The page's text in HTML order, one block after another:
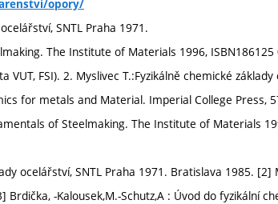
opory/
SNTL Praha 1971.
The Institute of Materials 1996, ISBN186125
VUT, FSI). 2. Myslivec T.:Fyzikálně chemické
for metals and Material. Imperial College Press,
of Steelmaking. The Institute of Materials
ocelářství, SNTL Praha 1971. Bratislava 1985. [2]
Brdička, -Kalousek,M.-Schutz,A : Úvod do fyzikální